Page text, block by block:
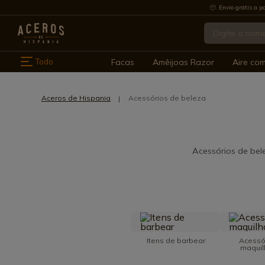
Envio grátis a
Todo Facas Amêijoas Razor Aire
Aceros de Hispania Acessórios de beleza
Acessórios de
Itens de barbear